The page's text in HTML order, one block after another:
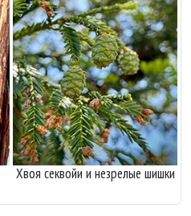
Хвоя секвойи и незрелые шишки